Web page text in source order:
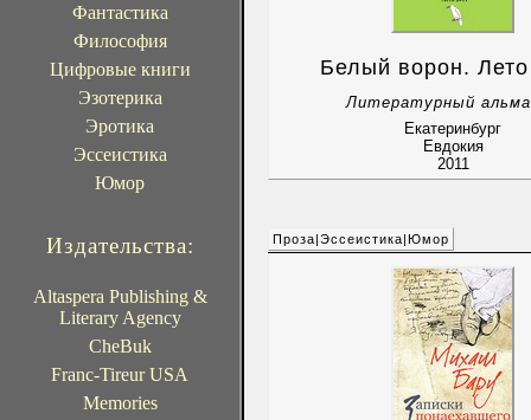
Фантастика
Философия
Цифровые книги
Эзотерика
Эротика
Эссеистика
Юмор
Издательства:
Altaspera Publishing &
Literary Agency
CheBuk
Franc-Tireur USA
Memories
Белый ворон.
Литературный
Екатеринбург
Евдокия
2011
Проза|Эссеистика|Юмор